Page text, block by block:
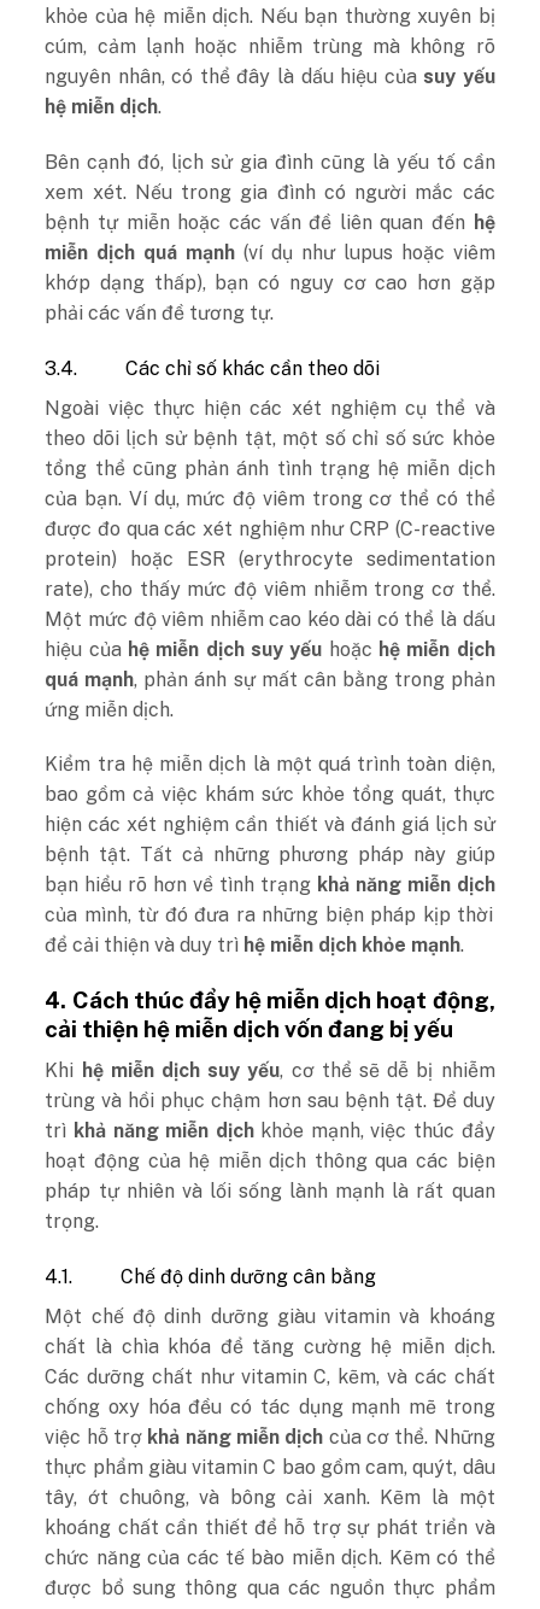
khỏe của hệ miễn dịch. Nếu bạn thường xuyên bị
cúm, cảm lạnh hoặc nhiễm trùng mà không rõ
nguyên nhân, có thể đây là dấu hiệu của suy yếu
hệ miễn dịch.
Bên cạnh đó, lịch sử gia đình cũng là yếu tố cần
xem xét. Nếu trong gia đình có người mắc các
bệnh tự miễn hoặc các vấn đề liên quan đến hệ
miễn dịch quá mạnh (ví dụ như lupus hoặc viêm
khớp dạng thấp), bạn có nguy cơ cao hơn gặp
phải các vấn đề tương tự.
3.4.
Các chỉ số khác cần theo dõi
Ngoài việc thực hiện các xét nghiệm cụ thể và
theo dõi lịch sử bệnh tật, một số chỉ số sức khỏe
tổng thể cũng phản ánh tình trạng hệ miễn dịch
của bạn. Ví dụ, mức độ viêm trong cơ thể có thể
được đo qua các xét nghiệm như CRP (C-reactive
protein) hoặc ESR (erythrocyte sedimentation
rate), cho thấy mức độ viêm nhiễm trong cơ thể.
Một mức độ viêm nhiễm cao kéo dài có thể là dấu
hiệu của hệ miễn dịch suy yếu hoặc hệ miễn dịch
quá mạnh, phản ánh sự mất cân bằng trong phản
ứng miễn dịch.
Kiểm tra hệ miễn dịch là một quá trình toàn diện,
bao gồm cả việc khám sức khỏe tổng quát, thực
hiện các xét nghiệm cần thiết và đánh giá lịch sử
bệnh tật. Tất cả những phương pháp này giúp
bạn hiểu rõ hơn về tình trạng khả năng miễn dịch
của mình, từ đó đưa ra những biện pháp kịp thời
để cải thiện và duy trì hệ miễn dịch khỏe mạnh.
4. Cách thúc đẩy hệ miễn dịch hoạt động,
cải thiện hệ miễn dịch vốn đang bị yếu
Khi hệ miễn dịch suy yếu, cơ thể sẽ dễ bị nhiễm
trùng và hồi phục chậm hơn sau bệnh tật. Để duy
trì khả năng miễn dịchkhỏe mạnh, việc thúc đẩy
hoạt động của hệ miễn dịch thông qua các biện
pháp tự nhiên và lối sống lành mạnh là rất quan
trọng.
4.1.
Chế độ dinh dưỡng cân bằng
Một chế độ dinh dưỡng giàu vitamin và khoáng
chất là chìa khóa để tăng cường hệ miễn dịch.
Các dưỡng chất như vitamin C, kẽm, và các chất
chống oxy hóa đều có tác dụng mạnh mẽ trong
việc hỗ trợ khả năng miễn dịch của cơ thể. Những
thực phẩm giàu vitamin C bao gồm cam, quýt, dâu
tây, ớt chuông, và bông cải xanh. Kẽm là một
khoáng chất cần thiết để hỗ trợ sự phát triển và
chức năng của các tế bào miễn dịch. Kẽm có thể
được bổ sung thông qua các nguồn thực phẩm